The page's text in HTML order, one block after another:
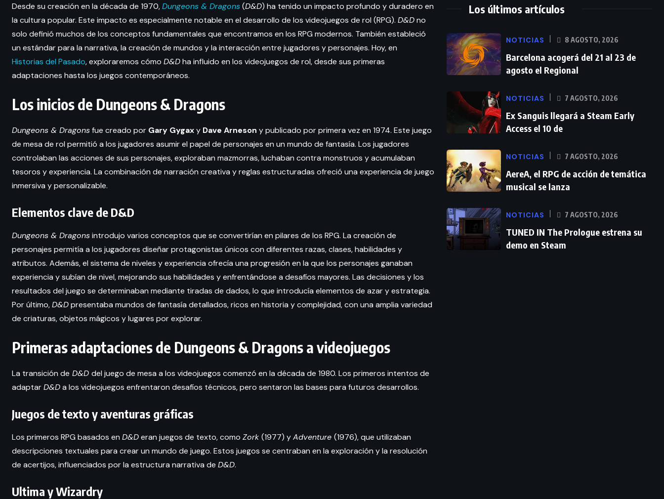
Desde su creación en la década de 1970,Dungeons & Dragons(D&D) ha tenido un impacto profundo y duradero en
la cultura popular. Este impacto es especialmente notable en el desarrollo de los videojuegos de rol (RPG). D&Dno
solo definió muchos de los conceptos fundamentales que encontramos en los RPG modernos. También estableció
un estándar para la narrativa, la creación de mundos y la interacción entre jugadores y personajes. Hoy, en
Historias del Pasado, exploraremos cómo D&Dha influido en los videojuegos de rol, desde sus primeras
adaptaciones hasta los juegos contemporáneos.
Los inicios de Dungeons & Dragons
Dungeons & Dragonsfue creado por Gary Gygaxy Dave Arneson y publicado por primera vez en 1974. Este juego
de mesa de rol permitió a los jugadores asumir el papel de personajes en un mundo de fantasía. Los jugadores
controlaban las acciones de sus personajes, exploraban mazmorras, luchaban contra monstruos y acumulaban
tesoros y experiencia. La combinación de narración creativa y reglas estructuradas ofreció una experiencia de juego
inmersiva y personalizable.
Elementos clave de D&D
Dungeons & Dragonsintrodujo varios conceptos que se convertirían en pilares de los RPG. La creación de
personajes permitía a los jugadores diseñar protagonistas únicos con diferentes razas, clases, habilidades y
atributos. Además, el sistema de niveles y experiencia ofrecía una progresión en la que los personajes ganaban
experiencia y subían de nivel, mejorando sus habilidades y enfrentándose a desafíos mayores. Las decisiones y los
resultados del juego se determinaban mediante tiradas de dados, lo que introducía elementos de azar y estrategia.
Por último,D&Dpresentaba mundos de fantasía detallados, ricos en historia y complejidad, con una amplia variedad
de criaturas, objetos mágicos y lugares por explorar.
Primeras adaptaciones de Dungeons & Dragons a videojuegos
La transición de D&D del juego de mesa a los videojuegos comenzó en la década de 1980. Los primeros intentos de
adaptarD&Da los videojuegos enfrentaron desafíos técnicos, pero sentaron las bases para futuros desarrollos.
Juegos de texto y aventuras gráficas
Los primeros RPG basados en D&Deran juegos de texto, como Zork (1977) yAdventure (1976), que utilizaban
descripciones textuales para crear un mundo de juego. Estos juegos se centraban en la exploración y la resolución
de acertijos, influenciados por la estructura narrativa de D&D.
Ultima y Wizardry
Los últimos artículos
NOTICIAS 8 AGOSTO, 2026
Barcelona acogerá del 21 al 23 de
agosto el Regional
NOTICIAS 7 AGOSTO, 2026
Ex Sanguis llegará a Steam Early
Access el 10 de
NOTICIAS 7 AGOSTO, 2026
AereA, el RPG de acción de temática
musical se lanza
NOTICIAS 7 AGOSTO, 2026
TUNED IN The Prologue estrena su
demo en Steam